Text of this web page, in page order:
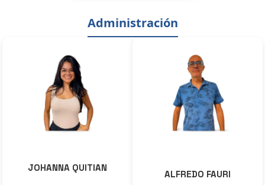
Administración
JOHANNA QUITIAN
ALFREDO FAURI